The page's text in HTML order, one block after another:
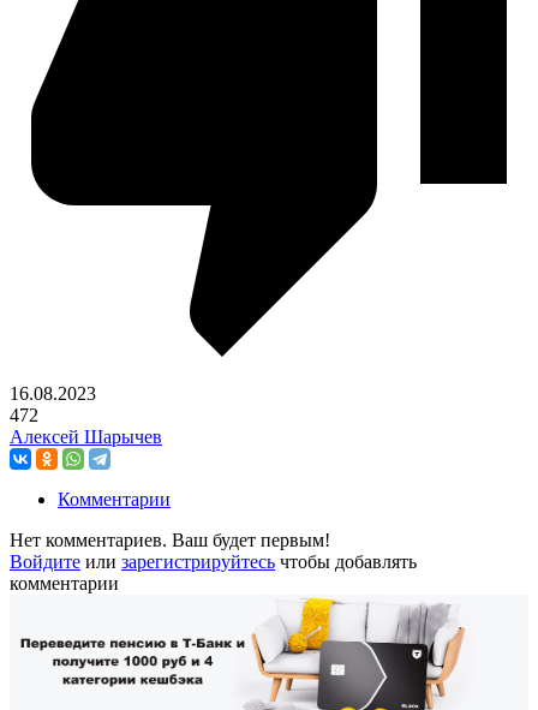
16.08.2023
472
Алексей Шарычев
Комментарии
Нет комментариев. Ваш будет первым!
Войдите или зарегистрируйтесь чтобы добавлять
комментарии